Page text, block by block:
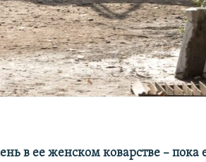
в ее женском коварстве – пока